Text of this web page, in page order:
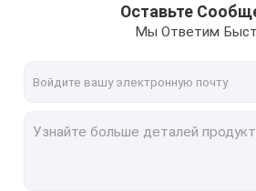
Оставьте
Мы Ответим